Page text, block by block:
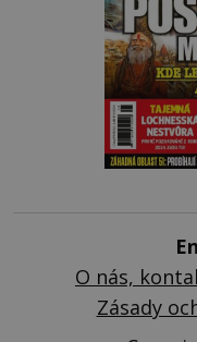
O nás,
Zásady